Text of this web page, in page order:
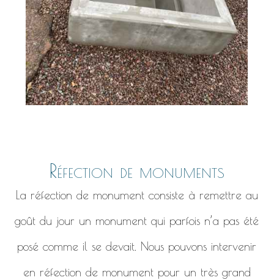
Réfection de monuments
La réfection de monument consiste à remettre au
goût du jour un monument qui parfois n’a pas été
posé comme il se devait. Nous pouvons intervenir
en réfection de monument pour un très grand